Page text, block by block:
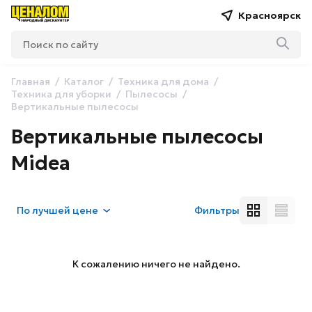
Красноярск
Главная Каталог
Техника для дома
Техника для уборки
Пылесосы
Вертикальные пылесосы
Вертикальные пылесосы
Midea
Получшей цене Фильтры
К сожалению ничего не найдено.